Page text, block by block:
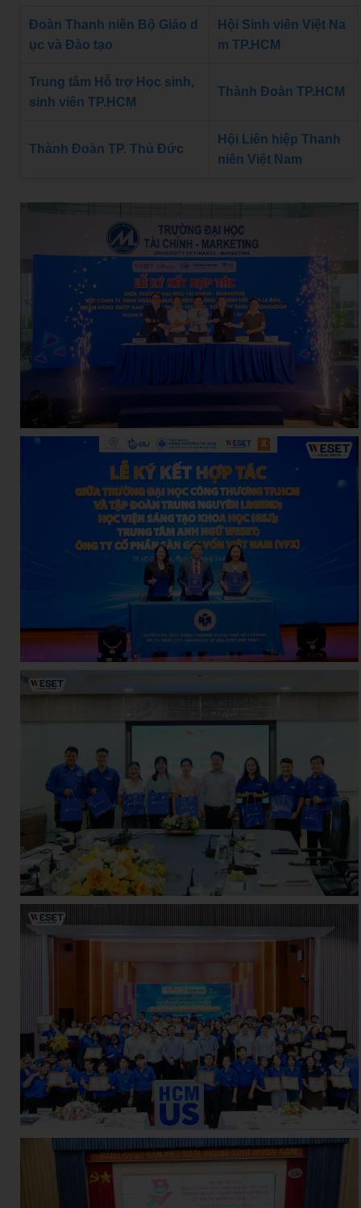
Đoàn Thanh niên Bộ Giáo d
ục và Đào tạo
Hội Sinh viên Việt Na
m TP.HCM
Trung tâm Hỗ trợ Học sinh,
sinh viên TP.HCM
Thành Đoàn TP.HCM
Thành Đoàn TP. Thủ Đức
Hội Liên hiệp Thanh
niên Việt Nam